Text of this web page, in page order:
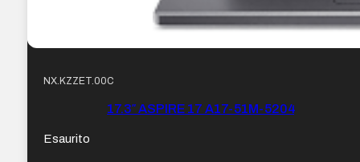
NX.KZZET.00C
17.3″ ASPIRE 17 A17-51M-5204
Esaurito